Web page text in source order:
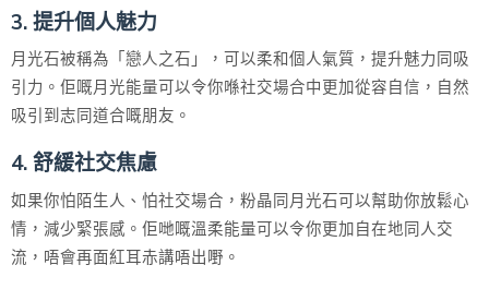
3. 提升個人魅力
月光石被稱為「戀人之石」，可以柔和個人氣質，提升魅力同吸
引力。佢嘅月光能量可以令你喺社交場合中更加從容自信，自然
吸引到志同道合嘅朋友。
4. 舒緩社交焦慮
如果你怕陌生人、怕社交場合，粉晶同月光石可以幫助你放鬆心
情，減少緊張感。佢哋嘅溫柔能量可以令你更加自在地同人交
流，唔會再面紅耳赤講唔出嘢。